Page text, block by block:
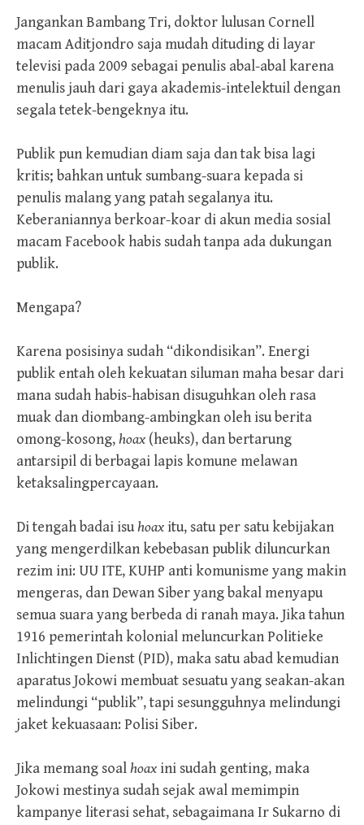
Jangankan Bambang Tri, doktor lulusan Cornell
macam Aditjondro saja mudah dituding di layar
televisi pada 2009 sebagai penulis abal-abal karena
menulis jauh dari gaya akademis-intelektuil dengan
segala tetek-bengeknya itu.
Publik pun kemudian diam saja dan tak bisa lagi
kritis; bahkan untuk sumbang-suara kepada si
penulis malang yang patah segalanya itu.
Keberaniannya berkoar-koar di akun media sosial
macam Facebook habis sudah tanpa ada dukungan
publik.
Mengapa?
Karena posisinya sudah “dikondisikan”. Energi
publik entah oleh kekuatan siluman maha besar dari
mana sudah habis-habisan disuguhkan oleh rasa
muak dan diombang-ambingkan oleh isu berita
omong-kosong,hoax (heuks), dan bertarung
antarsipil di berbagai lapis komune melawan
ketaksalingpercayaan.
Di tengah badai isuhoax itu, satu per satu kebijakan
yang mengerdilkan kebebasan publik diluncurkan
rezim ini: UU ITE, KUHP anti komunisme yang makin
mengeras, dan Dewan Siber yang bakal menyapu
semua suara yang berbeda di ranah maya. Jika tahun
1916 pemerintah kolonial meluncurkan Politieke
Inlichtingen Dienst (PID), maka satu abad kemudian
aparatus Jokowi membuat sesuatu yang seakan-akan
melindungi “publik”, tapi sesungguhnya melindungi
jaket kekuasaan: Polisi Siber.
Jika memang soalhoax ini sudah genting, maka
Jokowi mestinya sudah sejak awal memimpin
kampanye literasi sehat, sebagaimana Ir Sukarno di